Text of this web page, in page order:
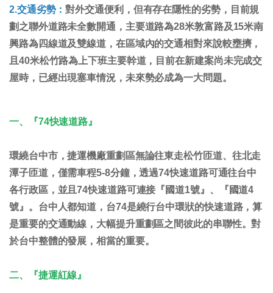
2.交通劣勢：對外交通便利，但有存在隱性的劣勢，目前規
劃之聯外道路未全數開通，主要道路為28米敦富路及15米南
興路為四線道及雙線道，在區域內的交通相對來說較壅擠，
且40米松竹路為上下班主要幹道，目前在新建案尚未完成交
屋時，已經出現塞車情況，未來勢必成為一大問題。
一、『74快速道路』
環繞台中市，捷運機廠重劃區無論往東走松竹匝道、往北走
潭子匝道，僅需車程5-8分鐘，透過74快速道路可通往台中
各行政區，並且74快速道路可連接『國道1號』、『國道4
號』。台中人都知道，台74是繞行台中環狀的快速道路，算
是重要的交通動線，大幅提升重劃區之間彼此的串聯性。對
於台中整體的發展，相當的重要。
二、『捷運紅線』